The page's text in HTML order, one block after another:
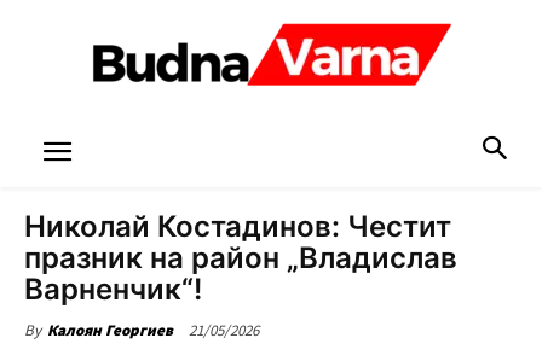
Николай Костадинов: Честит
празник на район „Владислав
Варненчик“!
By Калоян Георгиев 21/05/2026